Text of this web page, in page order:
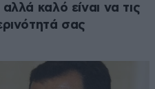
καλό είναι να τις
σας